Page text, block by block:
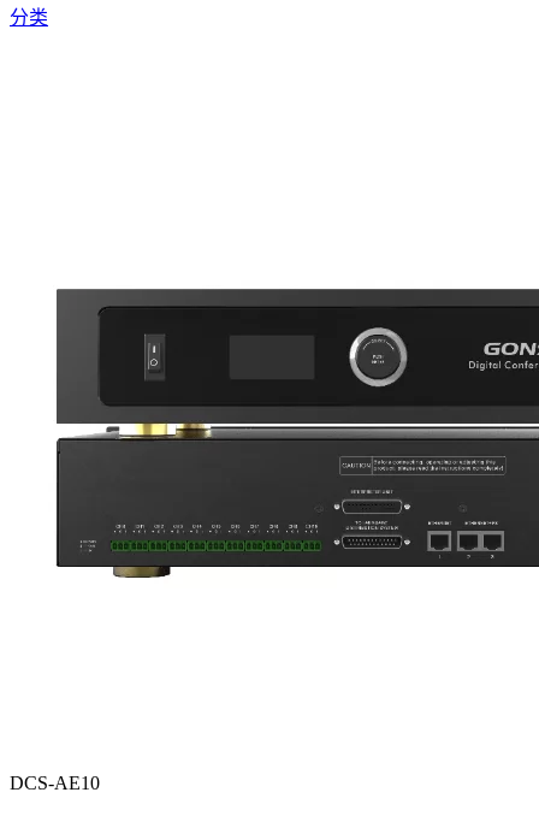
分类
DCS-AE10